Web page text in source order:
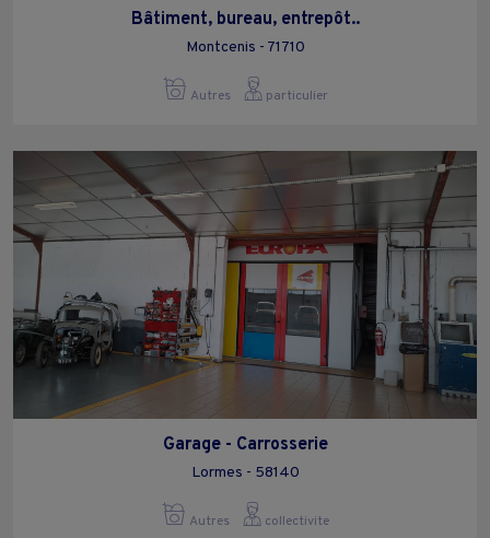
Bâtiment, bureau, entrepôt..
Montcenis - 71710
Autres particulier
Garage - Carrosserie
Lormes - 58140
Autres collectivite